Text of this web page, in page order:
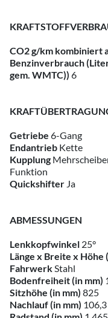
CO2 g/km kombiniert
Benzinverbrauch
gem. WMTC)) 6
Getriebe 6-Gang
Endantrieb Kette
Kupplung
Funktion
Quickshifter Ja
ABMESSUNGEN
Lenkkopfwinkel 25°
Länge x Breite x Höhe
Fahrwerk Stahl
Bodenfreiheit (in mm)
Sitzhöhe (in mm) 825
Nachlauf (in mm) 106,3